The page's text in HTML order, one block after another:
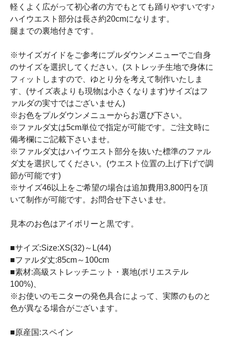
軽くよく広がって初心者の方でもとても踊りやすいです♪
ハイウエスト部分は長さ約20cmになります。
腿までの裏地付きです。
※サイズガイドをご参考にプルダウンメニューでご自身
のサイズを選択してください。(ストレッチ生地で身体に
フィットしますので、ゆとり分を考えて制作いたしま
す、(サイズ表よりも現物は小さくなります)サイズはフ
ァルダの実寸ではございません)
※お色をプルダウンメニューからお選び下さい。
※ファルダ丈は5cm単位で指定が可能です。ご注文時に
備考欄にご記載下さいませ。
※ファルダ丈はハイウエスト部分を抜いた標準のファル
ダ丈を選択してください。(ウエスト位置の上げ下げで調
節が可能です)
※サイズ46以上をご希望の場合は追加費用3,800円を頂
いて制作が可能です。お問合せ下さいませ。
見本のお色はアイボリーと黒です。
■サイズ:Size:XS(32)～L(44)
■ファルダ丈:85cm～100cm
■素材:高級ストレッチニット・裏地(ポリエステル
100%)、
※お使いのモニターの発色具合によって、実際のものと
色が異なる場合がございます。
■原産国:スペイン